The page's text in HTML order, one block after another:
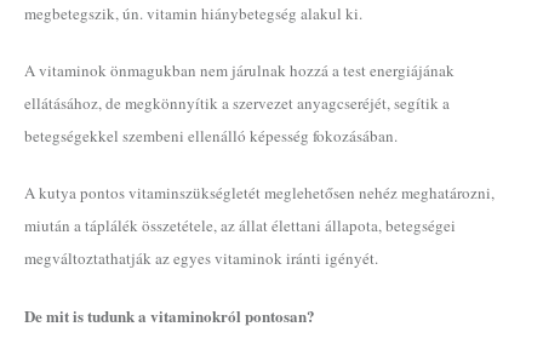
megbetegszik, ún. vitamin hiánybetegség alakul ki.
A vitaminok önmagukban nem járulnak hozzá a test energiájának
ellátásához, de megkönnyítik a szervezet anyagcseréjét, segítik a
betegségekkel szembeni ellenálló képesség fokozásában.
A kutya pontos vitaminszükségletét meglehetősen nehéz meghatározni,
miután a táplálék összetétele, az állat élettani állapota, betegségei
megváltoztathatják az egyes vitaminok iránti igényét.
De mit is tudunk a vitaminokról pontosan?